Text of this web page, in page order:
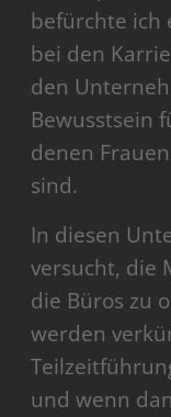
befürchte ich
bei den
den
Bewusstsein
denen
sind.
In diesen
versucht, die
die Büros zu
werden
und wenn